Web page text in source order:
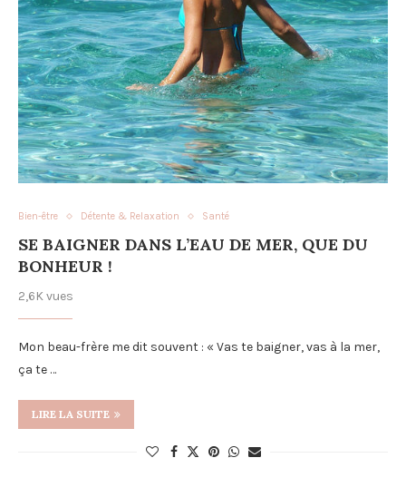
Bien-être Détente & Relaxation Santé
SE BAIGNER DANS L’EAU DE MER, QUE DU
BONHEUR !
2,6K vues
Mon beau-frère me dit souvent : « Vas te baigner, vas à la mer,
ça te …
LIRE LA SUITE